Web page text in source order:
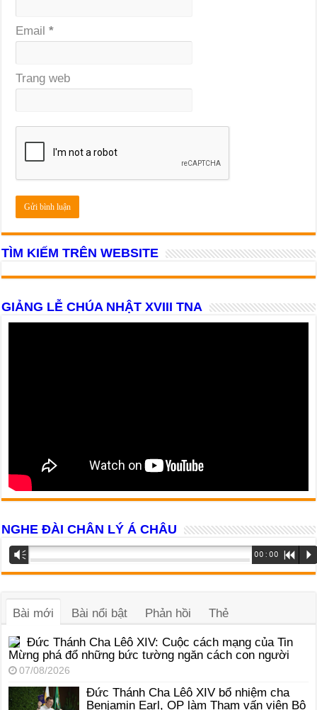
Email*
Trang web
TÌM KIẾM TRÊN WEBSITE
GIẢNG LỄ CHÚA NHẬT XVIII TNA
NGHE ĐÀI CHÂN LÝ Á CHÂU
Trình
phát
Vm 00:00 R P
Bài mới Bài nổi bật Phản hồi Thẻ
Đức Thánh Cha Lêô XIV: Cuộc cách mạng của Tin
Mừng phá đổ những bức tường ngăn cách con người
07/08/2026
Đức Thánh Cha Lêô XIV bổ nhiệm cha
Benjamin Earl, OP làm Tham vấn viên Bộ